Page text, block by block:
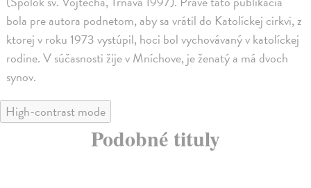
bola pre autora podnetom, aby sa vrátil do Katolíckej cirkvi, z
ktorej v roku 1973 vystúpil, hoci bol vychovávaný v katolíckej
rodine. V súčasnosti žije v Mníchove, je ženatý a má dvoch
synov.
High-contrast mode
Podobné tituly